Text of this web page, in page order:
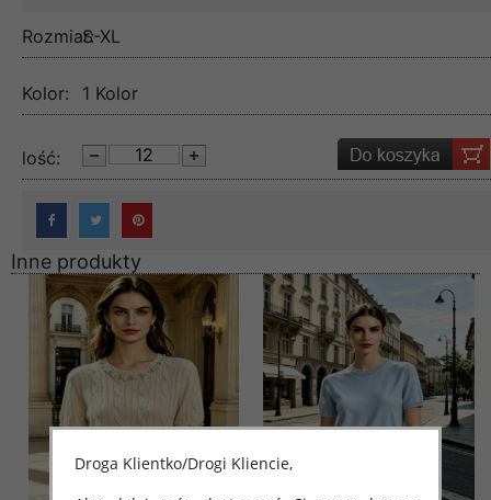
Rozmiar:S-XL
Kolor: 1 Kolor
lość:
Inne produkty
Droga Klientko/Drogi Kliencie,